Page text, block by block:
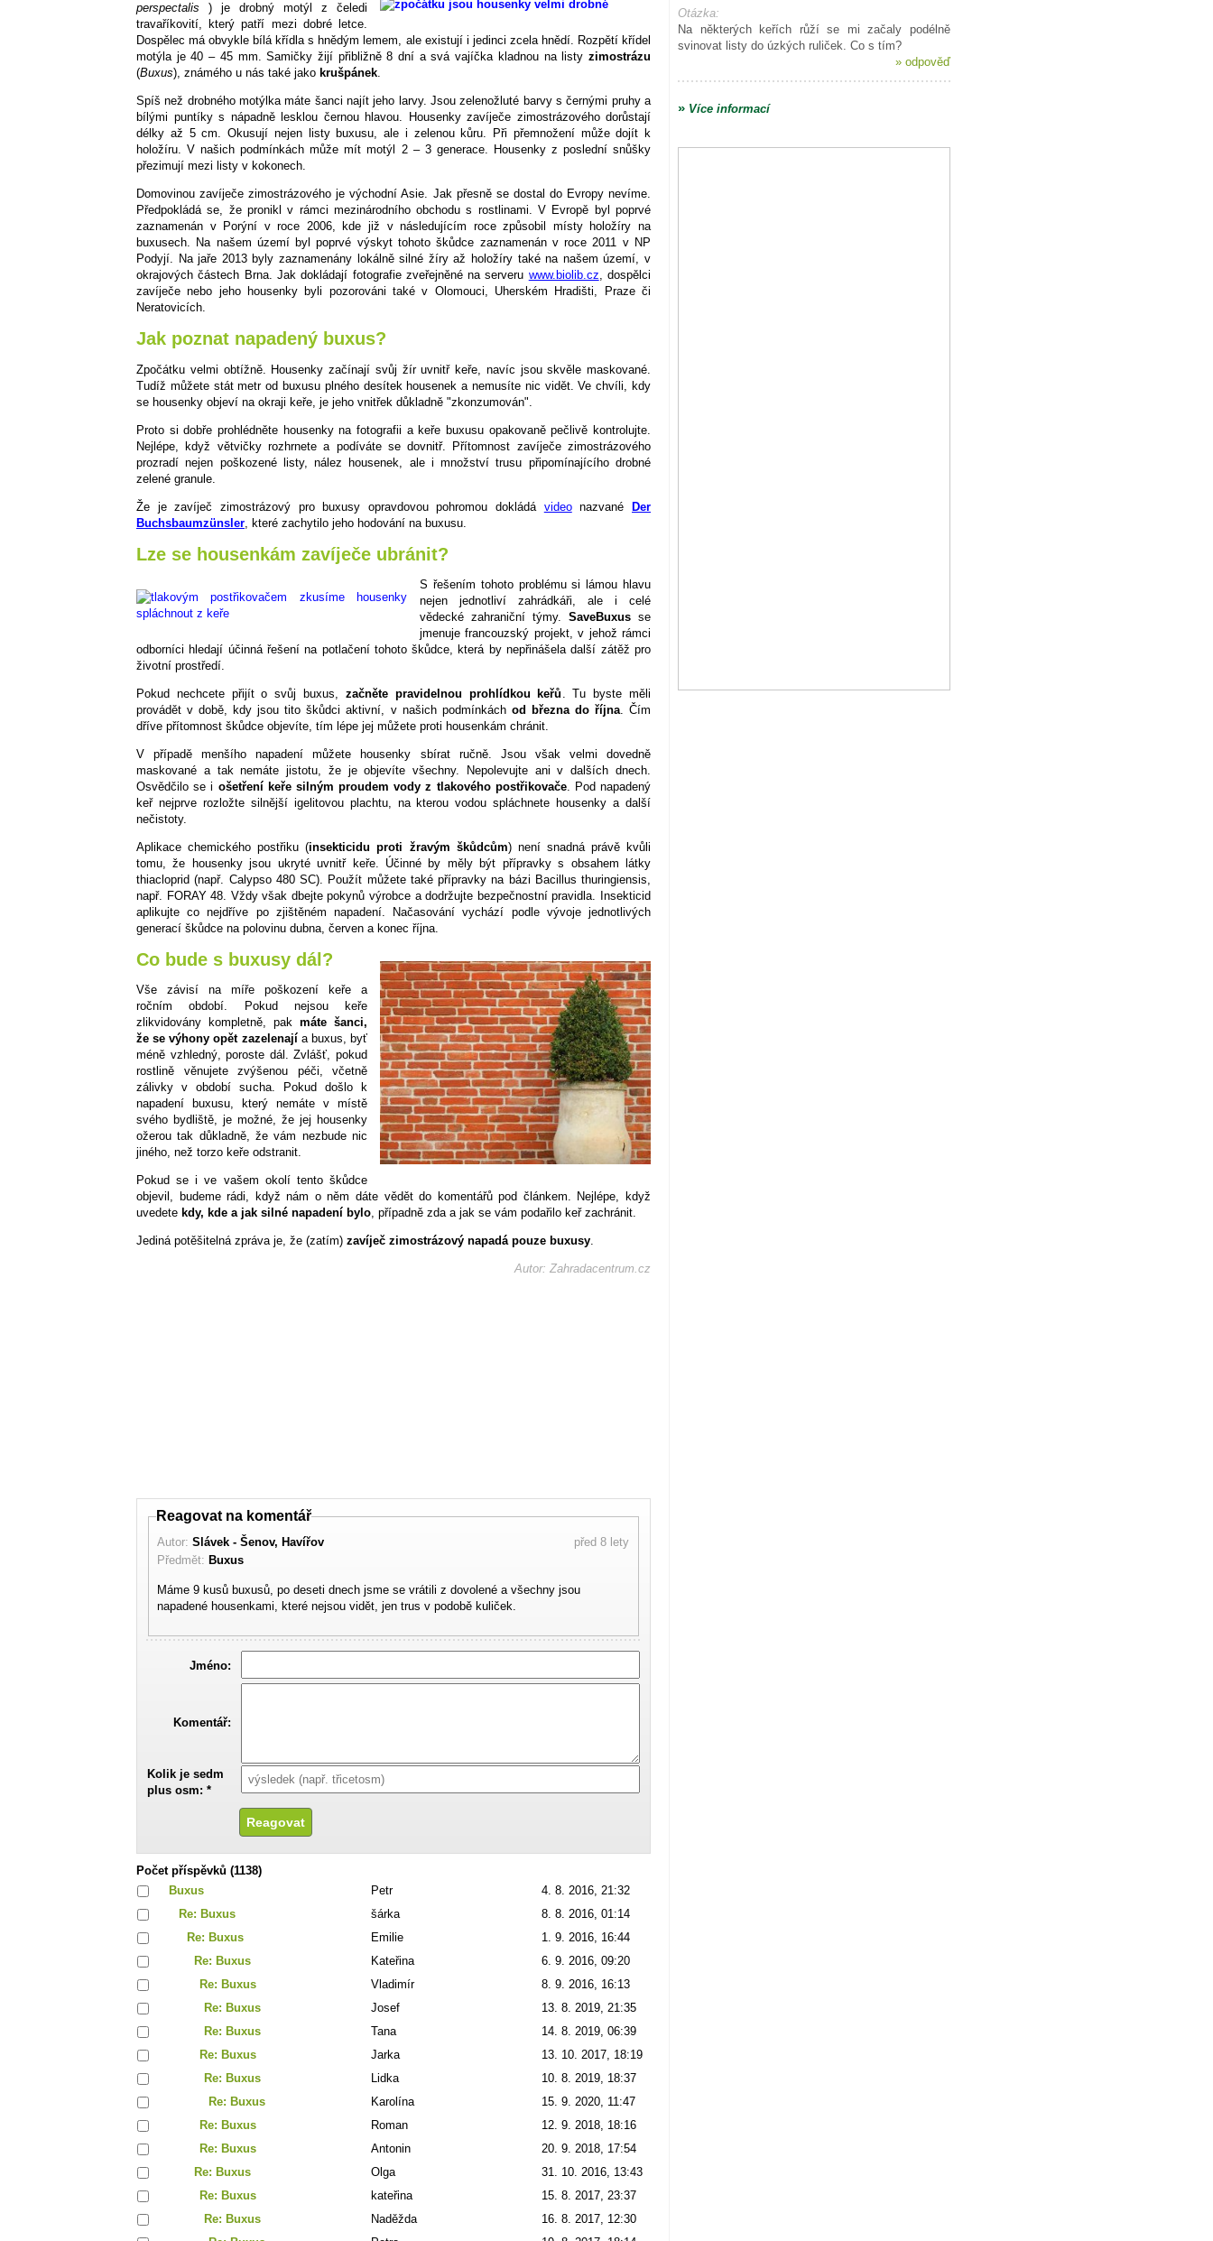
perspectalis ) je drobný motýl z čeledi
travaříkovití, který patří mezi dobré letce.
Dospělec má obvykle bílá křídla s hnědým lemem, ale existují i jedinci zcela hnědí. Rozpětí křídel
motýla je 40 – 45 mm. Samičky žijí přibližně 8 dní a svá vajíčka kladnou na listy zimostrázu
(Buxus), známého u nás také jako krušpánek.
Spíš než drobného motýlka máte šanci najít jeho larvy. Jsou zelenožluté barvy s černými pruhy a
bílými puntíky s nápadně lesklou černou hlavou. Housenky zavíječe zimostrázového dorůstají
délky až 5 cm. Okusují nejen listy buxusu, ale i zelenou kůru. Při přemnožení může dojít k
holožíru. V našich podmínkách může mít motýl 2 – 3 generace. Housenky z poslední snůšky
přezimují mezi listy v kokonech.
Domovinou zavíječe zimostrázového je východní Asie. Jak přesně se dostal do Evropy nevíme.
Předpokládá se, že pronikl v rámci mezinárodního obchodu s rostlinami. V Evropě byl poprvé
zaznamenán v Porýní v roce 2006, kde již v následujícím roce způsobil místy holožíry na
buxusech. Na našem území byl poprvé výskyt tohoto škůdce zaznamenán v roce 2011 v NP
Podyjí. Na jaře 2013 byly zaznamenány lokálně silné žíry až holožíry také na našem území, v
okrajových částech Brna. Jak dokládají fotografie zveřejněné na serveru www.biolib.cz, dospělci
zavíječe nebo jeho housenky byli pozorováni také v Olomouci, Uherském Hradišti, Praze či
Neratovicích.
Jak poznat napadený buxus?
Zpočátku velmi obtížně. Housenky začínají svůj žír uvnitř keře, navíc jsou skvěle maskované.
Tudíž můžete stát metr od buxusu plného desítek housenek a nemusíte nic vidět. Ve chvíli, kdy
se housenky objeví na okraji keře, je jeho vnitřek důkladně "zkonzumován".
Proto si dobře prohlédněte housenky na fotografii a keře buxusu opakovaně pečlivě kontrolujte.
Nejlépe, když větvičky rozhrnete a podíváte se dovnitř. Přítomnost zavíječe zimostrázového
prozradí nejen poškozené listy, nález housenek, ale i množství trusu připomínajícího drobné
zelené granule.
Že je zavíječ zimostrázový pro buxusy opravdovou pohromou dokládá videonazvanéDer
Buchsbaumzünsler , které zachytilo jeho hodování na buxusu.
Lze se housenkám zavíječe ubránit?
S řešením tohoto problému si lámou hlavu
nejen jednotliví zahrádkáři, ale i celé
vědecké zahraniční týmy. SaveBuxus se
jmenuje francouzský projekt, v jehož rámci
odborníci hledají účinná řešení na potlačení tohoto škůdce, která by nepřinášela další zátěž pro
životní prostředí.
Pokud nechcete přijít o svůj buxus, začněte pravidelnou prohlídkou keřů . Tu byste měli
provádět v době, kdy jsou tito škůdci aktivní, v našich podmínkách od března do října. Čím
dříve přítomnost škůdce objevíte, tím lépe jej můžete proti housenkám chránit.
V případě menšího napadení můžete housenky sbírat ručně. Jsou však velmi dovedně
maskované a tak nemáte jistotu, že je objevíte všechny. Nepolevujte ani v dalších dnech.
Osvědčilo se i ošetření keře silným proudem vody z tlakového postřikovače. Pod napadený
keř nejprve rozložte silnější igelitovou plachtu, na kterou vodou spláchnete housenky a další
nečistoty.
Aplikace chemického postřiku (insekticidu proti žravým škůdcům) není snadná právě kvůli
tomu, že housenky jsou ukryté uvnitř keře. Účinné by měly být přípravky s obsahem látky
thiacloprid (např. Calypso 480 SC). Použít můžete také přípravky na bázi Bacillus thuringiensis,
např. FORAY 48. Vždy však dbejte pokynů výrobce a dodržujte bezpečnostní pravidla. Insekticid
aplikujte co nejdříve po zjištěném napadení. Načasování vychází podle vývoje jednotlivých
generací škůdce na polovinu dubna, červen a konec října.
Co bude s buxusy dál?
Vše závisí na míře poškození keře a
ročním období. Pokud nejsou keře
zlikvidovány kompletně, pak máte šanci,
že se výhony opět zazelenajía buxus, byť
méně vzhledný, poroste dál. Zvlášť, pokud
rostlině věnujete zvýšenou péči, včetně
zálivky v období sucha. Pokud došlo k
napadení buxusu, který nemáte v místě
svého bydliště, je možné, že jej housenky
ožerou tak důkladně, že vám nezbude nic
jiného, než torzo keře odstranit.
Pokud se i ve vašem okolí tento škůdce
objevil, budeme rádi, když nám o něm dáte vědět do komentářů pod článkem. Nejlépe, když
uvedete kdy, kde a jak silné napadení bylo, případně zda a jak se vám podařilo keř zachránit.
Jediná potěšitelná zpráva je, že (zatím) zavíječ zimostrázový napadá pouze buxusy.
Autor: Zahradacentrum.cz
Reagovat na komentář
Autor:Slávek - Šenov, Havířov
před 8 lety
Předmět:Buxus
Máme 9 kusů buxusů, po deseti dnech jsme se vrátili z dovolené a všechny jsou
napadené housenkami, které nejsou vidět, jen trus v podobě kuliček.
Jméno:
Komentář:
Kolik je sedm
plus osm: *
Počet příspěvků (1138)
Buxus
Petr
4. 8. 2016, 21:32
Re: Buxus
šárka
8. 8. 2016, 01:14
Re: Buxus
Emilie
1. 9. 2016, 16:44
Re: Buxus
Kateřina
6. 9. 2016, 09:20
Re: Buxus
Vladimír
8. 9. 2016, 16:13
Re: Buxus
Josef
13. 8. 2019, 21:35
Re: Buxus
Tana
14. 8. 2019, 06:39
Re: Buxus
Jarka
13. 10. 2017, 18:19
Re: Buxus
Lidka
10. 8. 2019, 18:37
Re: Buxus
Karolína
15. 9. 2020, 11:47
Re: Buxus
Roman
12. 9. 2018, 18:16
Re: Buxus
Antonin
20. 9. 2018, 17:54
Re: Buxus
Olga
31. 10. 2016, 13:43
Re: Buxus
kateřina
15. 8. 2017, 23:37
Re: Buxus
Naděžda
16. 8. 2017, 12:30
Otázka:
Na některých keřích růží se mi začaly podélně
svinovat listy do úzkých ruliček. Co s tím?
» odpověď
» Více informací